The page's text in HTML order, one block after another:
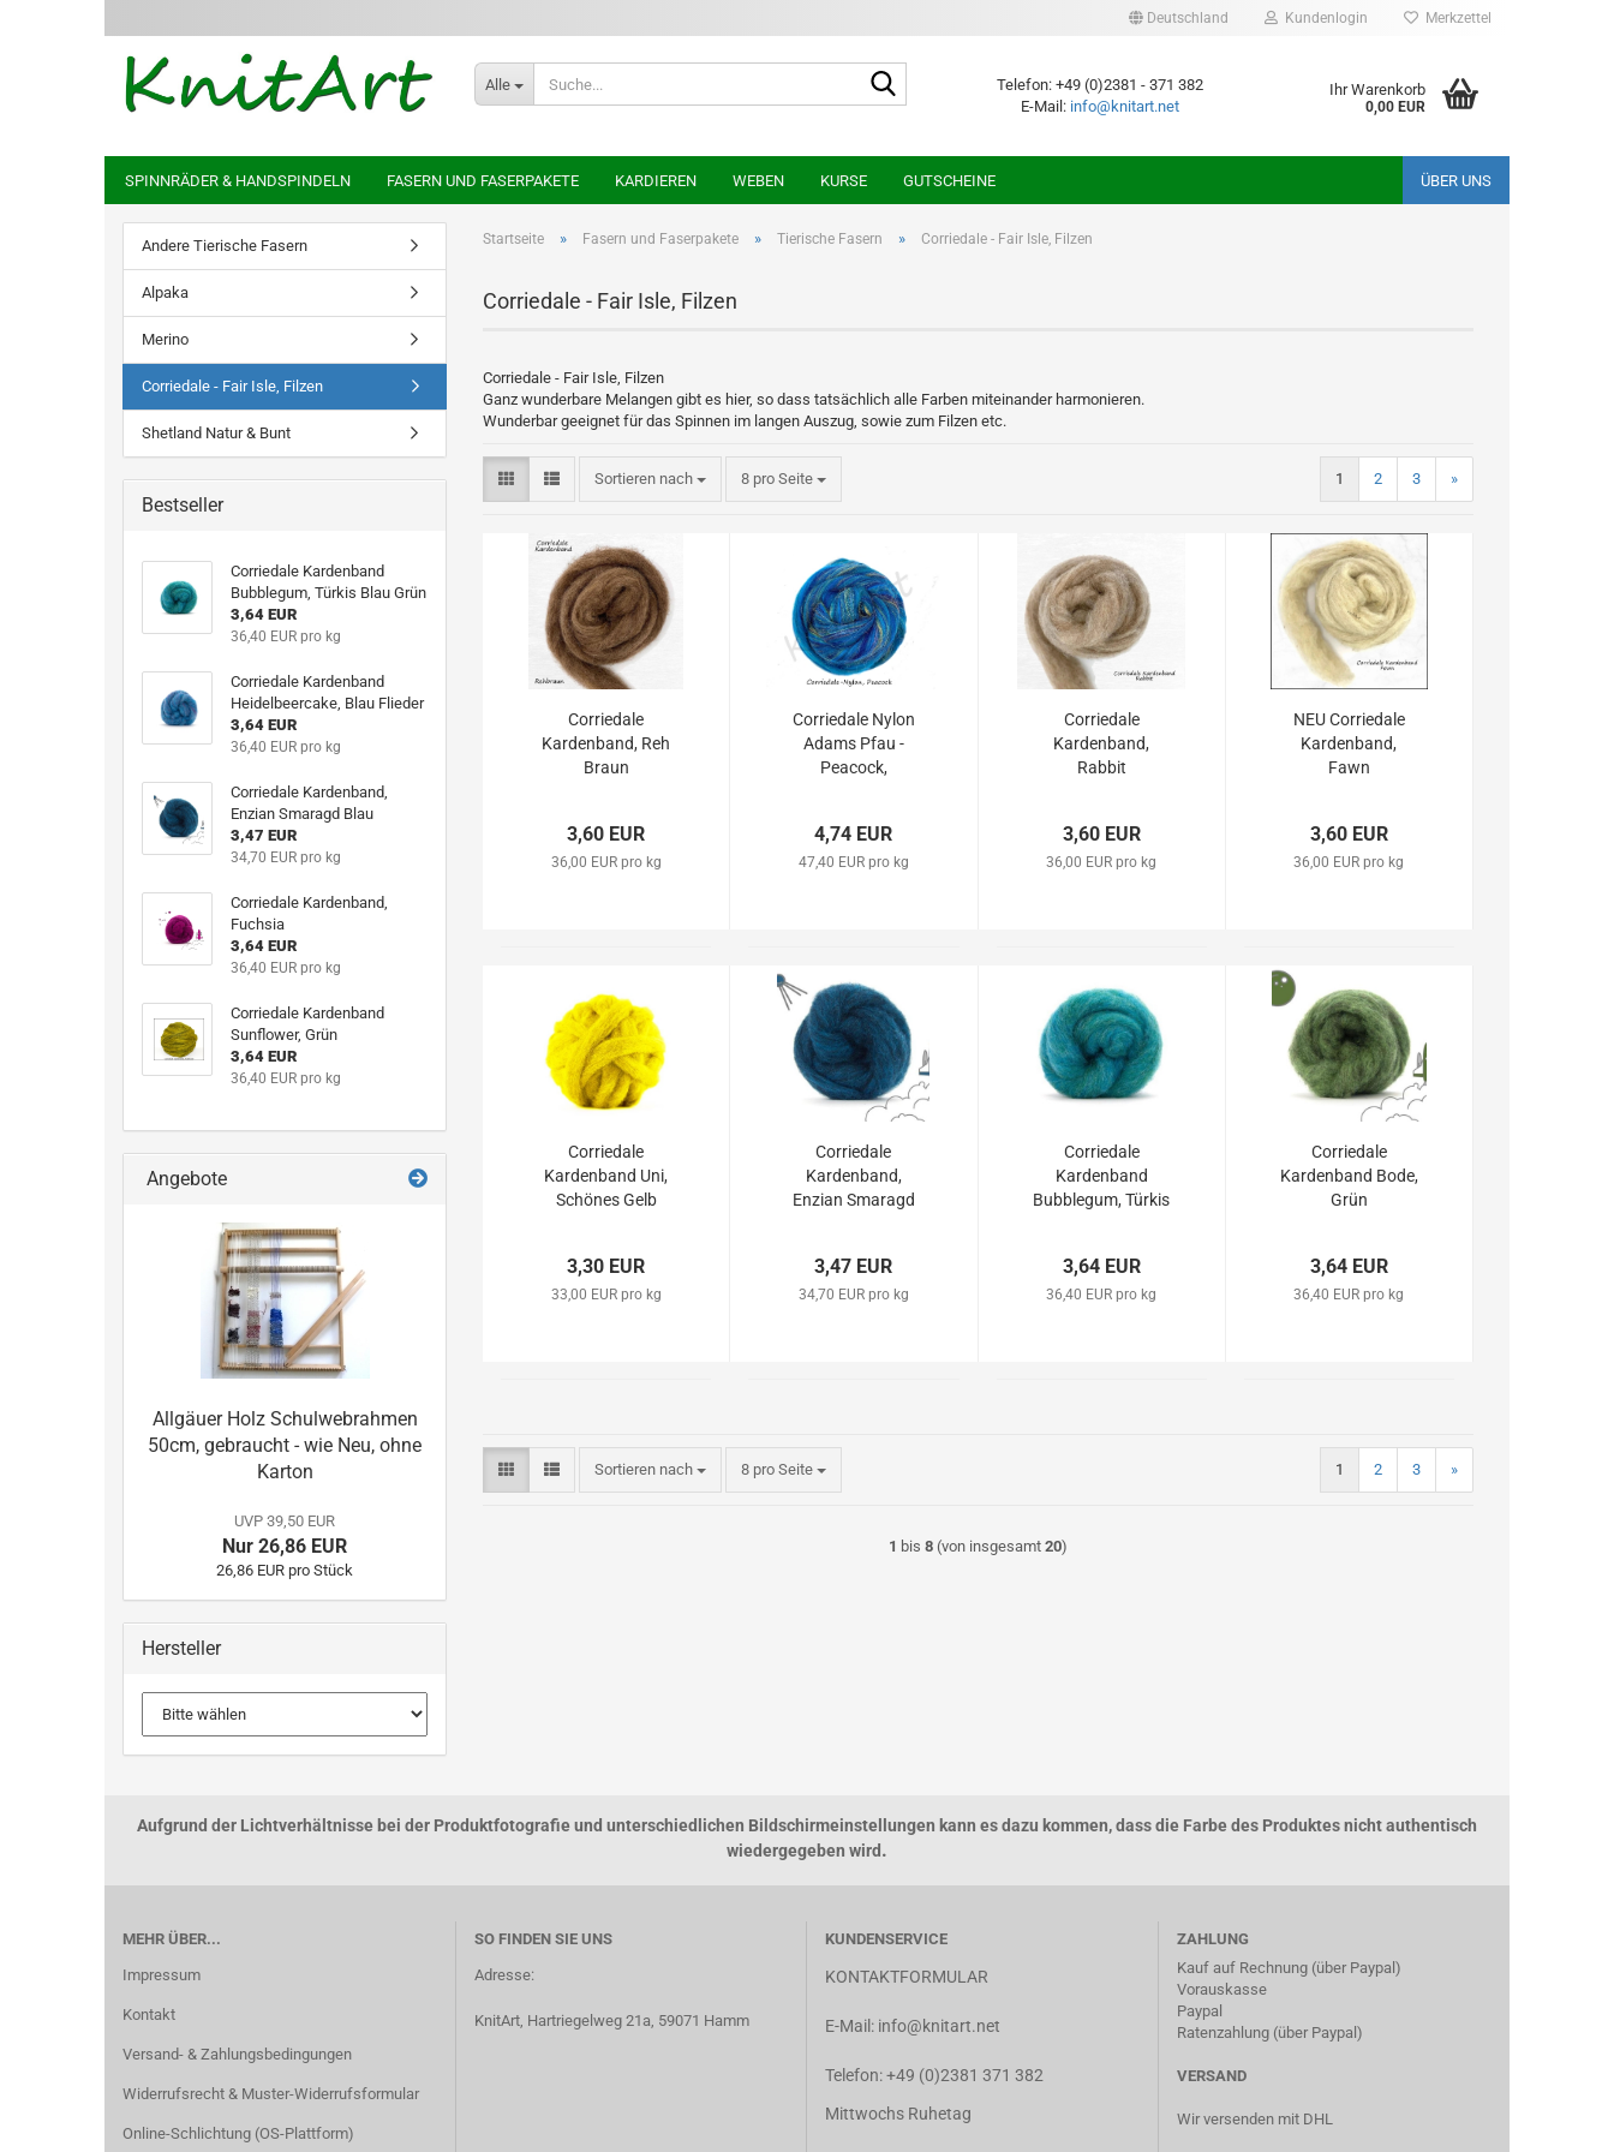
Deutschland Kundenlogin Merkzettel
Alle
Telefon: +49 (0)2381 - 371 382
E-Mail: info@knitart.net
Ihr Warenkorb
0,00 EUR
SPINNRÄDER & HANDSPINDELN FASERN UND FASERPAKETE KARDIEREN WEBEN KURSE GUTSCHEINE ÜBER UNS
Startseite » Fasern und Faserpakete » Tierische Fasern » Corriedale - Fair Isle, Filzen
Corriedale - Fair Isle, Filzen
Corriedale - Fair Isle, Filzen
Ganz wunderbare Melangen gibt es hier, so dass tatsächlich alle Farben miteinander harmonieren.
Wunderbar geeignet für das Spinnen im langen Auszug, sowie zum Filzen etc.
Sortieren nach
Sortieren nach 8 pro Seite
pro Seite 1 2 3 »
Corriedale
Kardenband, Reh
Braun
3,60 EUR
36,00 EUR pro kg
Corriedale Nylon
Adams Pfau -
Peacock,
4,74 EUR
47,40 EUR pro kg
Corriedale
Kardenband,
Rabbit
3,60 EUR
36,00 EUR pro kg
NEU Corriedale
Kardenband,
Fawn
3,60 EUR
36,00 EUR pro kg
Corriedale
Kardenband Uni,
Schönes Gelb
3,30 EUR
33,00 EUR pro kg
Corriedale
Kardenband,
Enzian Smaragd
3,47 EUR
34,70 EUR pro kg
Corriedale
Kardenband
Bubblegum, Türkis
3,64 EUR
36,40 EUR pro kg
Corriedale
Kardenband Bode,
Grün
3,64 EUR
36,40 EUR pro kg
Sortieren nach
Sortieren nach 8 pro Seite
pro Seite 1 2 3 »
1 bis 8 (von insgesamt 20)
Andere Tierische Fasern
Alpaka
Merino
Corriedale - Fair Isle, Filzen
Shetland Natur & Bunt
Bestseller
Corriedale Kardenband
Bubblegum, Türkis Blau Grün
3,64 EUR
36,40 EUR pro kg
Corriedale Kardenband
Heidelbeercake, Blau Flieder
3,64 EUR
36,40 EUR pro kg
Corriedale Kardenband,
Enzian Smaragd Blau
3,47 EUR
34,70 EUR pro kg
Corriedale Kardenband,
Fuchsia
3,64 EUR
36,40 EUR pro kg
Corriedale Kardenband
Sunflower, Grün
3,64 EUR
36,40 EUR pro kg
Angebote
Allgäuer Holz Schulwebrahmen
50cm, gebraucht - wie Neu, ohne
Karton
UVP 39,50 EUR
Nur 26,86 EUR
26,86 EUR pro Stück
Hersteller
Aufgrund der Lichtverhältnisse bei der Produktfotografie und unterschiedlichen Bildschirmeinstellungen kann es dazu kommen, dass die Farbe des Produktes nicht authentisch
wiedergegeben wird .
MEHR ÜBER...
Impressum
Kontakt
Versand- & Zahlungsbedingungen
Widerrufsrecht & Muster-Widerrufsformular
Online-Schlichtung (OS-Plattform)
SO FINDEN SIE UNS
Adresse:
KnitArt, Hartriegelweg 21a, 59071 Hamm
KUNDENSERVICE
KONTAKTFORMULAR
E-Mail: info@knitart.net
Telefon:+49 (0)2381 371 382
Mittwochs Ruhetag
ZAHLUNG
Kauf auf Rechnung (über Paypal)
Vorauskasse
Paypal
Ratenzahlung (über Paypal)
VERSAND
Wir versenden mit DHL